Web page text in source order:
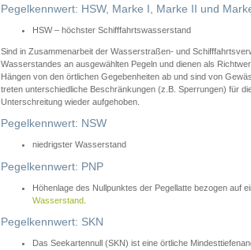
Pegelkennwert: HSW, Marke I, Marke II und
HSW – höchster Schifffahrtswasserstand
Sind in Zusammenarbeit der Wasserstraßen- und
Wasserstandes an ausgewählten Pegeln und dienen als
Hängen von den örtlichen Gegebenheiten ab und sind von
treten unterschiedliche Beschränkungen (z.B. Sperrungen) für
Unterschreitung wieder aufgehoben.
Pegelkennwert: NSW
niedrigster Wasserstand
Pegelkennwert: PNP
Höhenlage des Nullpunktes der Pegellatte bezogen auf
Wasserstand
Pegelkennwert: SKN
Das Seekartennull (SKN) ist eine örtliche